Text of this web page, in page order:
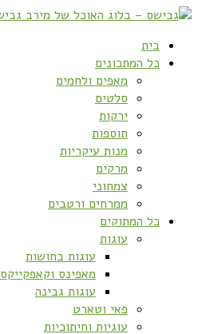
בית
כל המתכונים
מאפים ולחמים
סלטים
ירקות
תוספות
מנות עיקריות
מרקים
צמחוני
ממרחים ורטבים
כל המתוקים
עוגות
עוגות בחושות
מאפינס וקאפקייקס
עוגות גבינה
פאי וטארט
עוגיות וחיתוכיות